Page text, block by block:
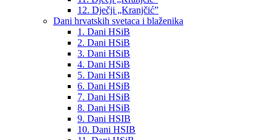
12. Dječji „Kranjčić”
Dani hrvatskih svetaca i blaženika
1. Dani HSiB
2. Dani HSiB
3. Dani HSiB
4. Dani HSiB
5. Dani HSiB
6. Dani HSiB
7. Dani HSiB
8. Dani HSiB
9. Dani HSIB
10. Dani HSIB